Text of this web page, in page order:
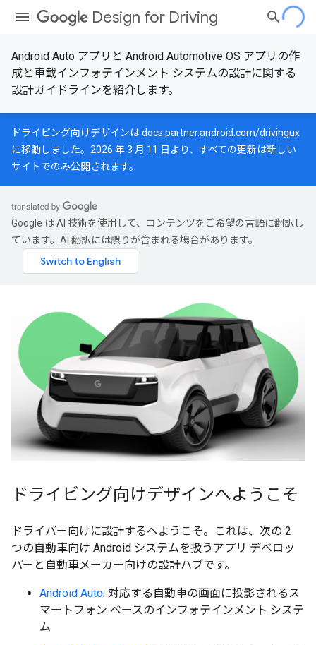
Design for Driving
Android Auto アプリと Android Automotive OS アプリの作
成と車載インフォテインメント システムの設計に関する
設計ガイドラインを紹介します。
ドライビング向けデザインはdocs.partner.android.com/drivingux
に移動しました。2026 年 3 月 11 日より、すべての更新は新しい
サイトでのみ公開されます。
Google は AI 技術を使用して、コンテンツをご希望の言語に翻訳し
ています。AI 翻訳には誤りが含まれる場合があります。
ドライビング向けデザインへようこそ
ドライバー向けに設計するへようこそ。これは、次の 2
つの自動車向け Android システムを扱うアプリ デベロッ
パーと自動車メーカー向けの設計ハブです。
Android Auto: 対応する自動車の画面に投影されるス
マートフォン ベースのインフォテインメント システ
ム